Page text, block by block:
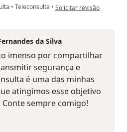
• Teleconsulta • na opinião do utilizador
Solicitar revisão
da Silva
imenso por compartilhar
segurança e
é uma das minhas
atingimos esse objetivo
sempre comigo!